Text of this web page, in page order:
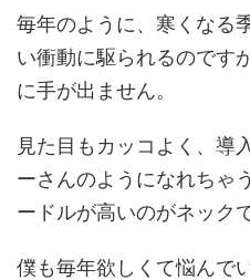
毎年のように、寒くなる
い衝動に駆られるのです
に手が出ません。
見た目もカッコよく、導
ーさんのようになれちゃ
ードルが高いのがネック
僕も毎年欲しくて悩んで